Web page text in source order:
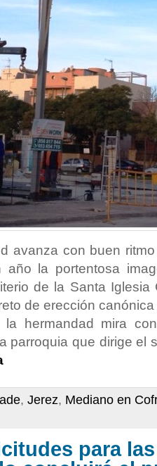
avanza con buen
año la portentosa
de la Santa Iglesia
de erección
hermandad mira
parroquia que dirige el
, Jerez, Mediano en
para